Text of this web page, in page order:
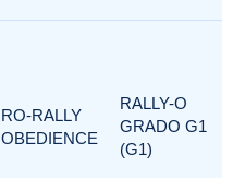
RO-RALLY
OBEDIENCE
RALLY-O
GRADO G1
(G1)